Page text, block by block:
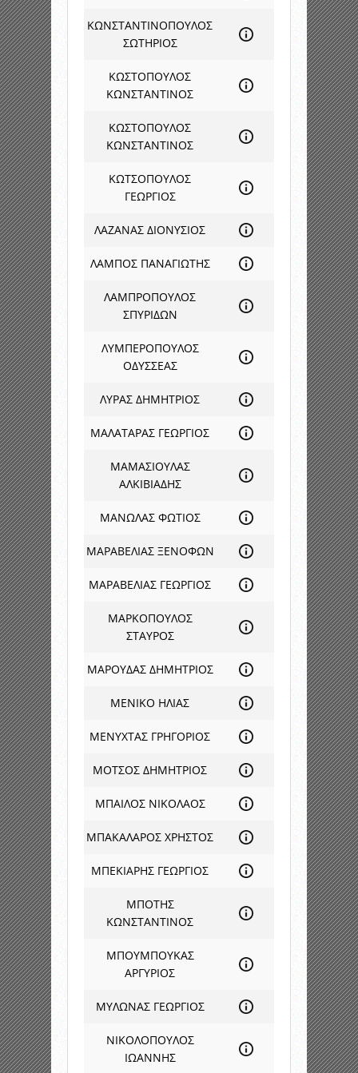
ΚΩΝΣΤΑΝΤΙΝΟΠΟΥΛΟΣ
ΣΩΤΗΡΙΟΣ
ΚΩΣΤΟΠΟΥΛΟΣ
ΚΩΝΣΤΑΝΤΙΝΟΣ
ΚΩΣΤΟΠΟΥΛΟΣ
ΚΩΝΣΤΑΝΤΙΝΟΣ
ΚΩΤΣΟΠΟΥΛΟΣ
ΓΕΩΡΓΙΟΣ
ΛΑΖΑΝΑΣ ΔΙΟΝΥΣΙΟΣ
ΛΑΜΠΟΣ ΠΑΝΑΓΙΩΤΗΣ
ΛΑΜΠΡΟΠΟΥΛΟΣ
ΣΠΥΡΙΔΩΝ
ΛΥΜΠΕΡΟΠΟΥΛΟΣ
ΟΔΥΣΣΕΑΣ
ΛΥΡΑΣ ΔΗΜΗΤΡΙΟΣ
ΜΑΛΑΤΑΡΑΣ ΓΕΩΡΓΙΟΣ
ΜΑΜΑΣΙΟΥΛΑΣ
ΑΛΚΙΒΙΑΔΗΣ
ΜΑΝΩΛΑΣ ΦΩΤΙΟΣ
ΜΑΡΑΒΕΛΙΑΣ ΞΕΝΟΦΩΝ
ΜΑΡΑΒΕΛΙΑΣ ΓΕΩΡΓΙΟΣ
ΜΑΡΚΟΠΟΥΛΟΣ
ΣΤΑΥΡΟΣ
ΜΑΡΟΥΔΑΣ ΔΗΜΗΤΡΙΟΣ
ΜΕΝΙΚΟ ΗΛΙΑΣ
ΜΕΝΥΧΤΑΣ ΓΡΗΓΟΡΙΟΣ
ΜΟΤΣΟΣ ΔΗΜΗΤΡΙΟΣ
ΜΠΑΙΛΟΣ ΝΙΚΟΛΑΟΣ
ΜΠΑΚΑΛΑΡΟΣ ΧΡΗΣΤΟΣ
ΜΠΕΚΙΑΡΗΣ ΓΕΩΡΓΙΟΣ
ΜΠΟΤΗΣ
ΚΩΝΣΤΑΝΤΙΝΟΣ
ΜΠΟΥΜΠΟΥΚΑΣ
ΑΡΓΥΡΙΟΣ
ΜΥΛΩΝΑΣ ΓΕΩΡΓΙΟΣ
ΝΙΚΟΛΟΠΟΥΛΟΣ
ΙΩΑΝΝΗΣ